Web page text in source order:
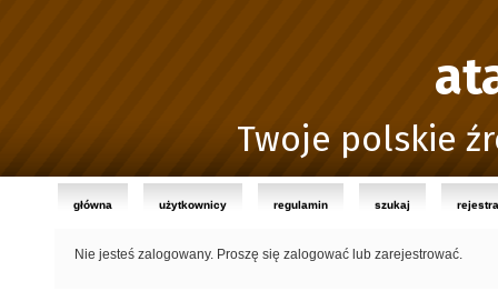
Twoje polskie
główna użytkownicy regulamin szukaj
Nie jesteś zalogowany. Proszę się zalogować lub zarejestrować.